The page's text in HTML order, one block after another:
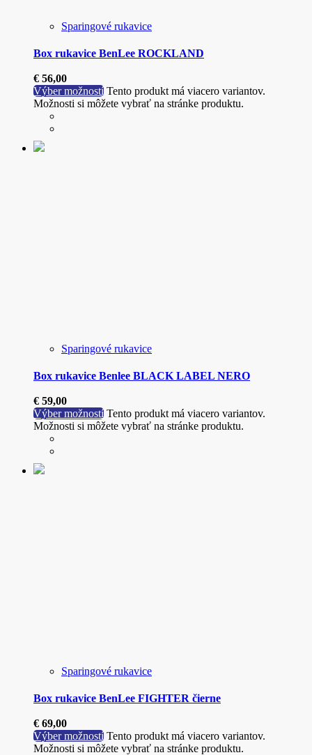
Sparingové rukavice
Box rukavice BenLee ROCKLAND
€ 56,00
Výber možností Tento produkt má viacero variantov.
Možnosti si môžete vybrať na stránke produktu.
Sparingové rukavice
Box rukavice Benlee BLACK LABEL NERO
€ 59,00
Výber možností Tento produkt má viacero variantov.
Možnosti si môžete vybrať na stránke produktu.
Sparingové rukavice
Box rukavice BenLee FIGHTER čierne
€ 69,00
Výber možností Tento produkt má viacero variantov.
Možnosti si môžete vybrať na stránke produktu.